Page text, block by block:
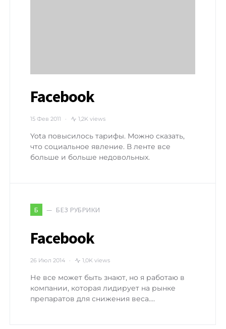
Facebook
15 Фев 2011 1,2K views
Yota повысилось тарифы. Можно сказать,
что социальное явление. В ленте все
больше и больше недовольных.
Б БЕЗ РУБРИКИ
Facebook
26 Июл 2014 1,0K views
Не все может быть знают, но я работаю в
компании, которая лидирует на рынке
препаратов для снижения веса.…